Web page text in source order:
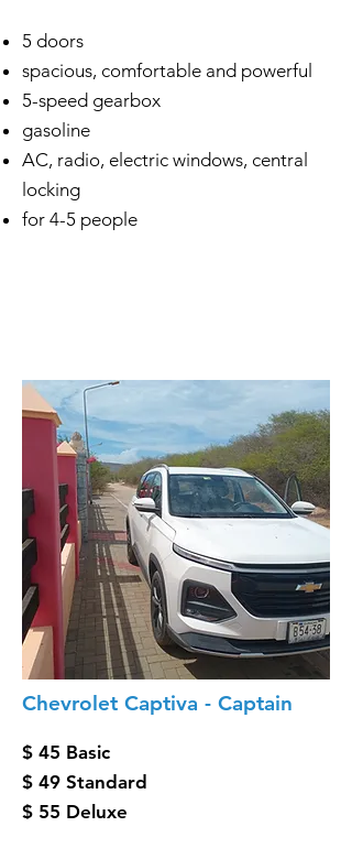
5 doors
spacious, comfortable and powerful
5-speed gearbox
gasoline
AC, radio, electric windows, central
locking
for 4-5 people
Chevrolet Captiva - Captain
$ 45 Basic
$ 49 Standard
$ 55 Deluxe